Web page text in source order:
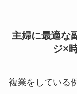
主婦に最適な
ジ×
複業をしている